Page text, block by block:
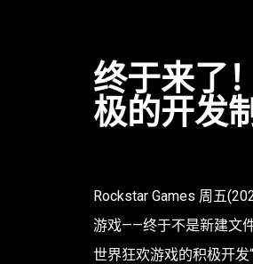
终于来了
极的开发
Rockstar Games 周五
游戏——终于不是新建文
世界狂欢游戏的积极开发